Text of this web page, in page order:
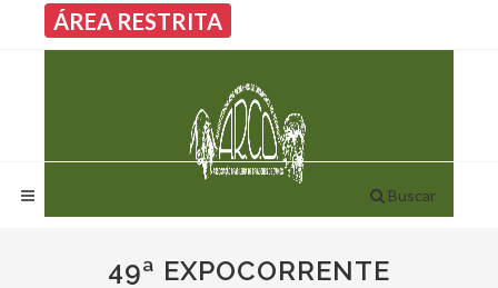
ÁREA RESTRITA
Buscar
49ª EXPOCORRENTE